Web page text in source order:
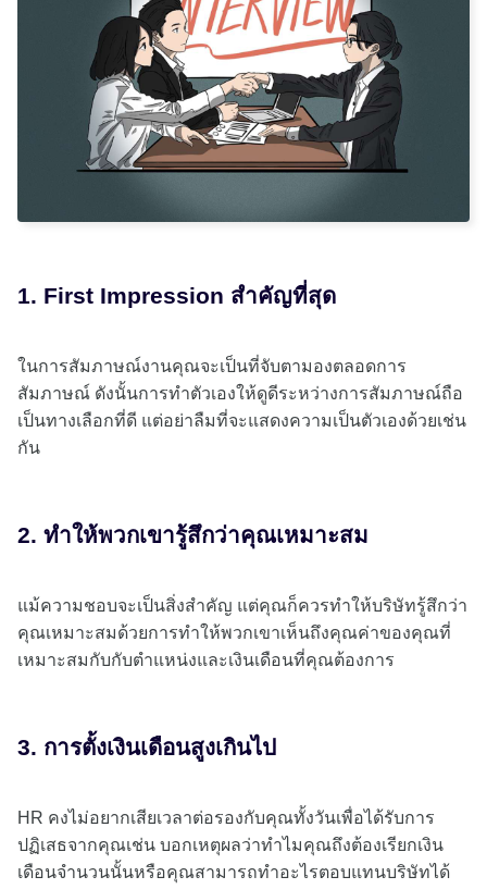
1. First Impression สำคัญที่สุด
ในการสัมภาษณ์งานคุณจะเป็นที่จับตามองตลอดการ
สัมภาษณ์ ดังนั้นการทำตัวเองให้ดูดีระหว่างการสัมภาษณ์ถือ
เป็นทางเลือกที่ดี แต่อย่าลืมที่จะแสดงความเป็นตัวเองด้วยเช่น
กัน
2. ทำให้พวกเขารู้สึกว่าคุณเหมาะสม
แม้ความชอบจะเป็นสิ่งสำคัญ แต่คุณก็ควรทำให้บริษัทรู้สึกว่า
คุณเหมาะสมด้วยการทำให้พวกเขาเห็นถึงคุณค่าของคุณที่
เหมาะสมกับกับตำแหน่งและเงินเดือนที่คุณต้องการ
3. การตั้งเงินเดือนสูงเกินไป
HR คงไม่อยากเสียเวลาต่อรองกับคุณทั้งวันเพื่อได้รับการ
ปฏิเสธจากคุณเช่น บอกเหตุผลว่าทำไมคุณถึงต้องเรียกเงิน
เดือนจำนวนนั้นหรือคุณสามารถทำอะไรตอบแทนบริษัทได้